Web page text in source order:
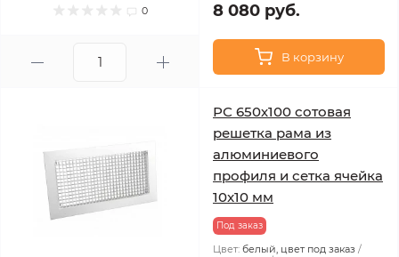
0 8 080 руб.
В корзину
РС 650х100 сотовая
решетка рама из
алюминиевого
профиля и сетка ячейка
10x10 мм
Под заказ
Цвет: белый, цвет под заказ